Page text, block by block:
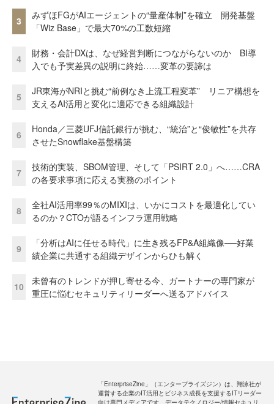
3
みずほFGがAIエージェントの“量産体制”を確立 開発基盤
「Wiz Base」で最大70%の工数短縮
4
財務・会計DXは、なぜ経営判断につながらないのか BI導
入でも予実差異の説明に終始……変革の要諦は
5
JR東海がNRIと挑む“前例なき上流工程変革” リニア構想を
支えるAI活用と変化に適応できる組織設計
6
Honda／三菱UFJ信託銀行が挑む、“統治”と“俊敏性”を共存
させたSnowflake基盤構築
7
技術的実装、SBOM管理、そして「PSIRT 2.0」へ……CRA
の各要求事項に応える実務のポイント
8
全社AI活用率99％のMIXIは、いかにコストを最適化してい
るのか？CTOが語るインフラ運用戦略
9
「分析はAIに任せる時代」に生き残るFP&A組織像──好業
績企業に共通する組織デザインからひも解く
10
未曾有のトレンドが押し寄せる今、ガートナーの専門家が
重圧に悩むセキュリティリーダーへ送るアドバイス
「EnterpriseZine」（エンタープライズジン）は、翔泳社が
運営する企業のIT活用とビジネス成長を支援するITリーダー
向け専門メディアです。データテクノロジー/情報セキュリ